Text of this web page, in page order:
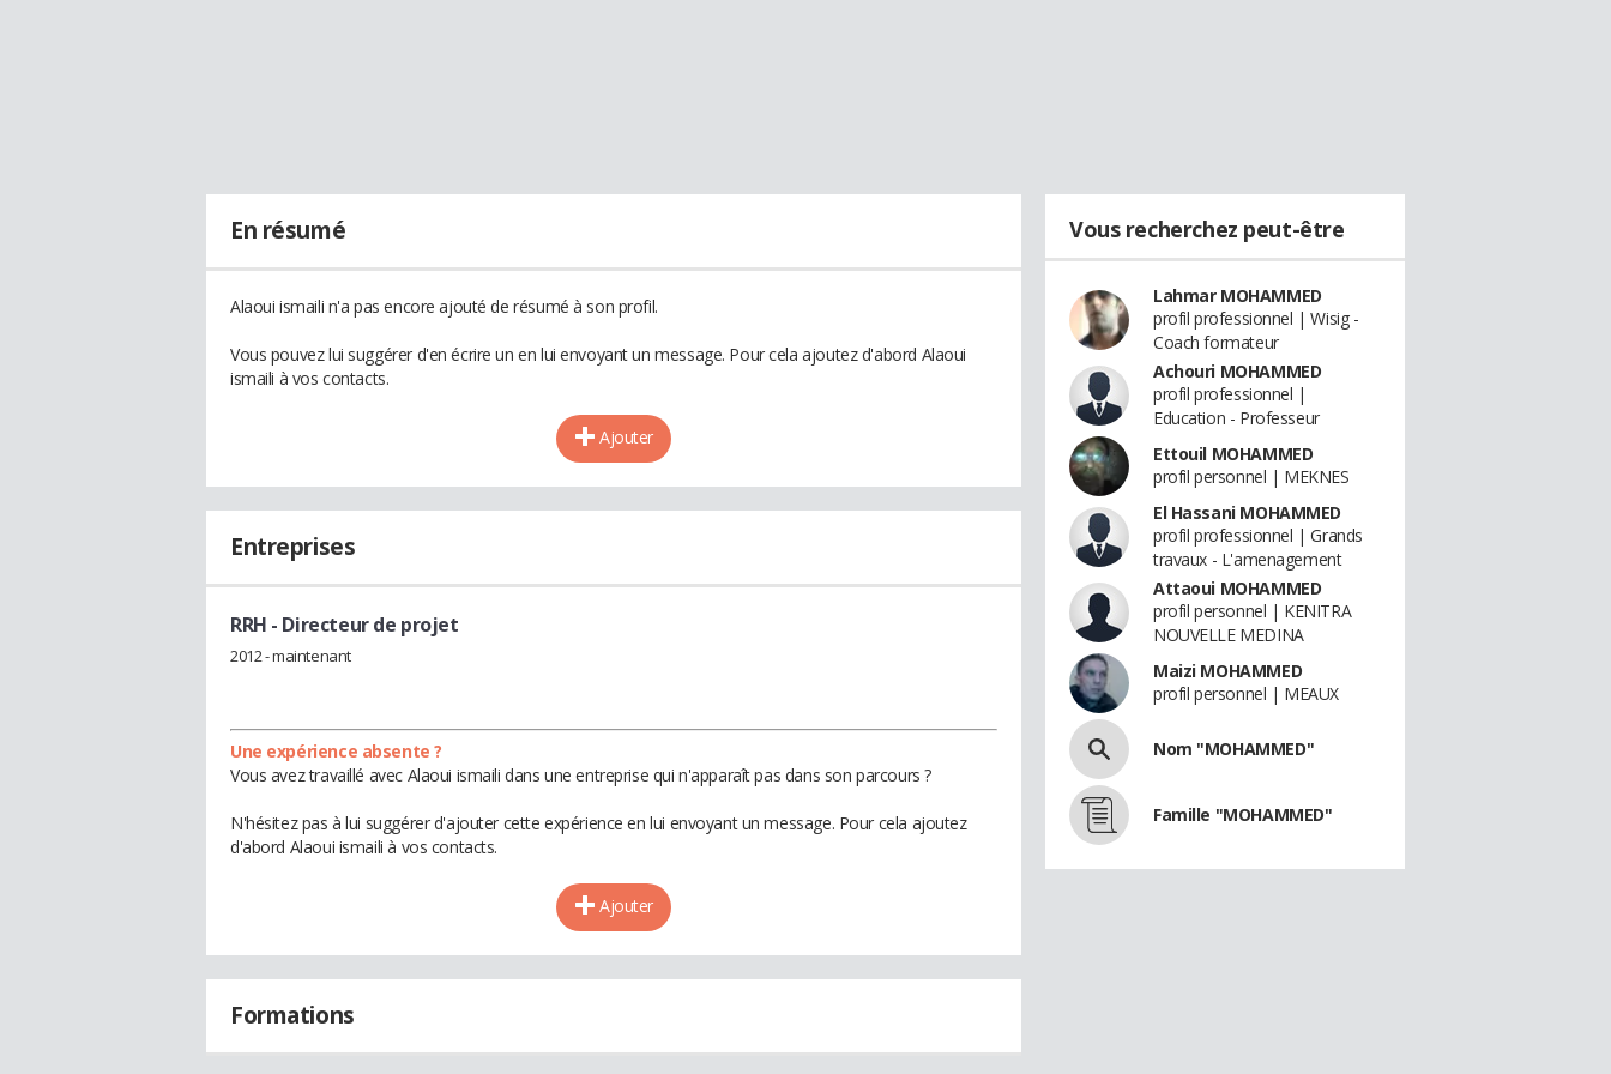
En résumé
Alaoui ismaili n'a pas encore ajouté de résumé à son profil.
Vous pouvez lui suggérer d'en écrire un en lui envoyant un message. Pour cela ajoutez d'abord Alaoui
ismaili à vos contacts.
Ajouter
Entreprises
RRH - Directeur de projet
2012 - maintenant
Une expérience absente ?
Vous avez travaillé avec Alaoui ismaili dans une entreprise qui n'apparaît pas dans son parcours ?
N'hésitez pas à lui suggérer d'ajouter cette expérience en lui envoyant un message. Pour cela ajoutez
d'abord Alaoui ismaili à vos contacts.
Ajouter
Formations
Vous recherchez peut-être
Lahmar MOHAMMED
profil professionnel | Wisig -
Coach formateur
Achouri MOHAMMED
profil professionnel |
Education - Professeur
Ettouil MOHAMMED
profil personnel | MEKNES
El Hassani MOHAMMED
profil professionnel | Grands
travaux - L'amenagement
Attaoui MOHAMMED
profil personnel | KENITRA
NOUVELLE MEDINA
Maizi MOHAMMED
profil personnel | MEAUX
Nom "MOHAMMED"
Famille "MOHAMMED"